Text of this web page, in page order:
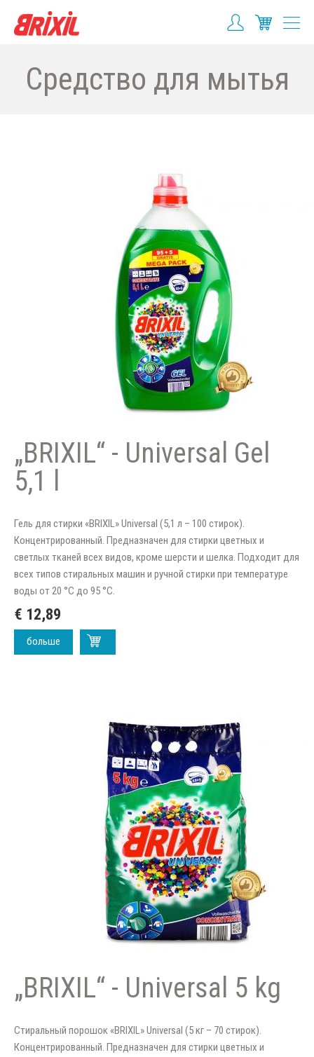
Средство для мытья
„BRIXIL“ - Universal Gel
5,1 l
Гель для стирки «BRIXIL» Universal (5,1 л – 100 стирок).
Концентрированный. Предназначен для стирки цветных и
светлых тканей всех видов, кроме шерсти и шелка. Подходит для
всех типов стиральных машин и ручной стирки при температуре
воды от 20 °C до 95 °C.
€ 12,89
больше
„BRIXIL“ - Universal 5 kg
Стиральный порошок «BRIXIL» Universal (5 кг – 70 стирок).
Концентрированный. Предназначен для стирки цветных и